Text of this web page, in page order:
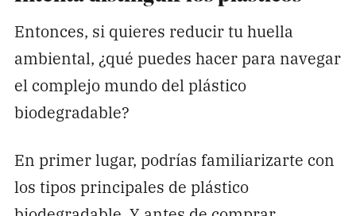
Entonces, si quieres reducir tu huella
ambiental, ¿qué puedes hacer para navegar
el complejo mundo del plástico
biodegradable?
En primer lugar, podrías familiarizarte con
los tipos principales de plástico